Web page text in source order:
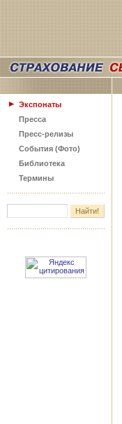
Экспонаты
Пресса
Пресс-релизы
События (Фото)
Библиотека
Термины